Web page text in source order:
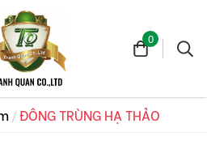
0
ĐÔNG TRÙNG HẠ THẢO